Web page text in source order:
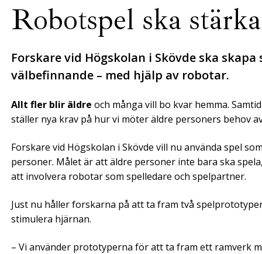
Robotspel ska
Forskare vid Högskolan i Skövde ska
välbefinnande – med hjälp av robotar.
Allt fler blir äldre och många vill bo kvar hemma.
ställer nya krav på hur vi möter äldre personers behov
Forskare vid Högskolan i Skövde vill nu använda spel
personer. Målet är att äldre personer inte bara ska
att involvera robotar som spelledare och spelpartner.
Just nu håller forskarna på att ta fram två
stimulera hjärnan.
– Vi använder prototyperna för att ta fram ett ramverk